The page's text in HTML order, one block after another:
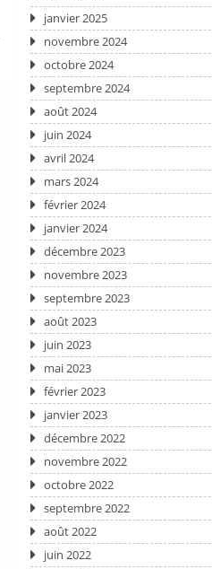
janvier 2025
novembre 2024
octobre 2024
septembre 2024
août 2024
juin 2024
avril 2024
mars 2024
février 2024
janvier 2024
décembre 2023
novembre 2023
septembre 2023
août 2023
juin 2023
mai 2023
février 2023
janvier 2023
décembre 2022
novembre 2022
octobre 2022
septembre 2022
août 2022
juin 2022